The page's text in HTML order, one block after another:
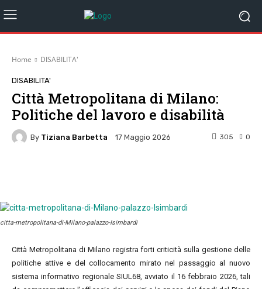
Home DISABILITA'
DISABILITA'
Città Metropolitana di Milano:
Politiche del lavoro e disabilità
By Tiziana Barbetta 17 Maggio 2026 0
305
citta-metropolitana-di-Milano-palazzo-Isimbardi
Città Metropolitana di Milano registra forti criticità sulla gestione delle
politiche attive e del collocamento mirato nel passaggio al nuovo
sistema informativo regionale SIUL68, avviato il 16 febbraio 2026, tali